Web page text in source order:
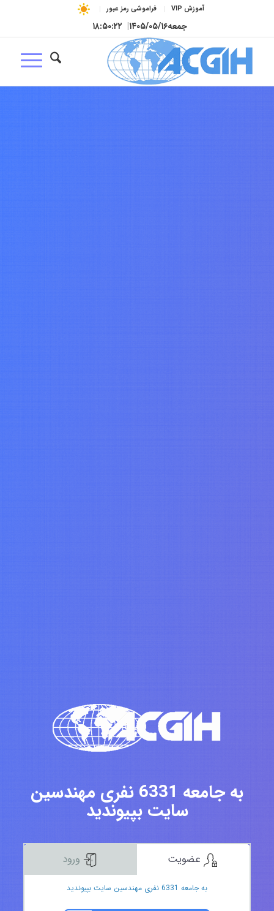
آموزش VIP فراموشی رمز عبور
جمعه۱۴۰۵/۰۵/۱۶| ۱۸:۵۰:۲۳
به جامعه 6331 نفری مهندسین
سایت بپیوندید
به جامعه 6331 نفری مهندسین سایت بپیوندید